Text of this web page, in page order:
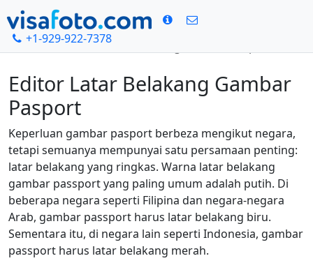
+1-929-922-7378
Rumah Editor Latar Belakang Gambar Pasport
Editor Latar Belakang Gambar
Pasport
Keperluan gambar pasport berbeza mengikut negara,
tetapi semuanya mempunyai satu persamaan penting:
latar belakang yang ringkas. Warna latar belakang
gambar passport yang paling umum adalah putih. Di
beberapa negara seperti Filipina dan negara-negara
Arab, gambar passport harus latar belakang biru.
Sementara itu, di negara lain seperti Indonesia, gambar
passport harus latar belakang merah.